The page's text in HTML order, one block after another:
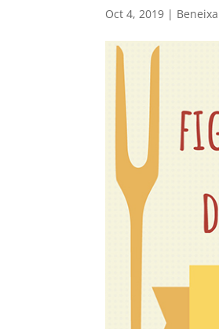
Oct 4, 2019 |